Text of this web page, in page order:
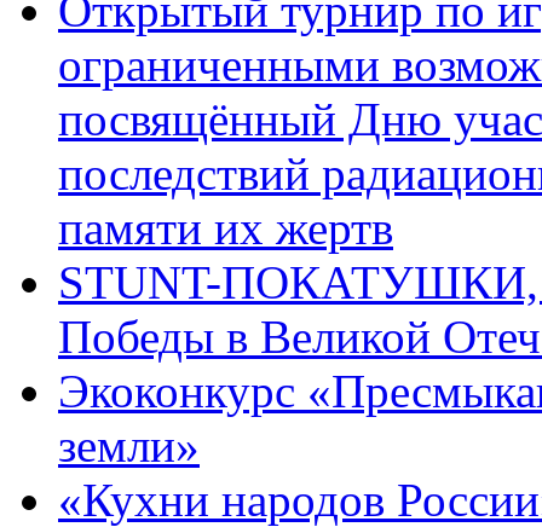
ограниченными
посвящённый Дню
последствий
памяти их жертв
STUNT-ПОКАТУШКИ,
Победы в Великой
Экоконкурс
земли»
«Кухни народов